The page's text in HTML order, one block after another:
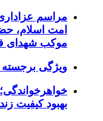
مراسم عزاداری
امت اسلام،
موکب شهدای
ویژگی برجسته
خواهرخواندگی؛
بهبود کیفیت